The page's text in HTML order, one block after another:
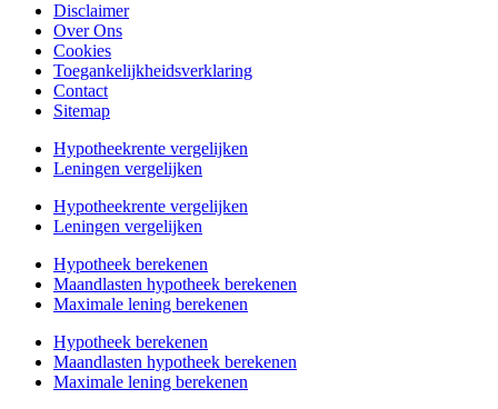
Disclaimer
Over Ons
Cookies
Toegankelijkheidsverklaring
Contact
Sitemap
Hypotheekrente vergelijken
Leningen vergelijken
Hypotheekrente vergelijken
Leningen vergelijken
Hypotheek berekenen
Maandlasten hypotheek berekenen
Maximale lening berekenen
Hypotheek berekenen
Maandlasten hypotheek berekenen
Maximale lening berekenen